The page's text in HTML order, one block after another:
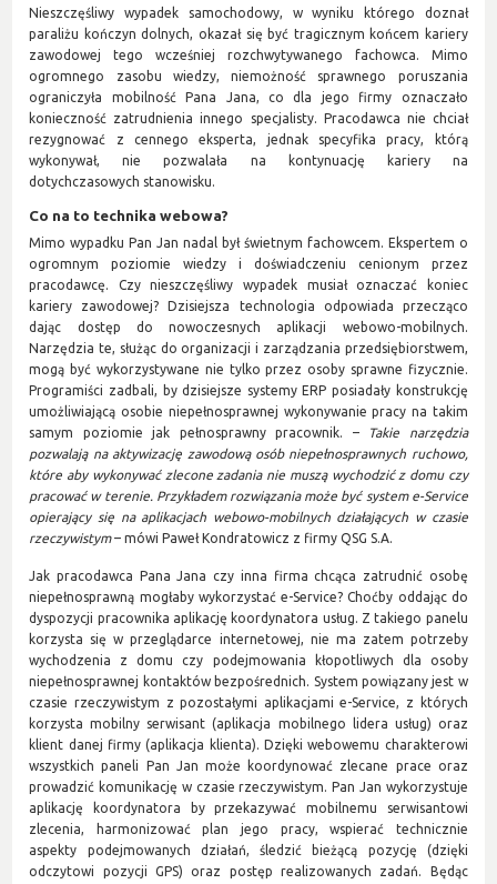
Nieszczęśliwy wypadek samochodowy, w wyniku którego doznał
paraliżu kończyn dolnych, okazał się być tragicznym końcem kariery
zawodowej tego wcześniej rozchwytywanego fachowca. Mimo
ogromnego zasobu wiedzy, niemożność sprawnego poruszania
ograniczyła mobilność Pana Jana, co dla jego firmy oznaczało
konieczność zatrudnienia innego specjalisty. Pracodawca nie chciał
rezygnować z cennego eksperta, jednak specyfika pracy, którą
wykonywał, nie pozwalała na kontynuację kariery na
dotychczasowych stanowisku.
Co na to technika webowa?
Mimo wypadku Pan Jan nadal był świetnym fachowcem. Ekspertem o
ogromnym poziomie wiedzy i doświadczeniu cenionym przez
pracodawcę. Czy nieszczęśliwy wypadek musiał oznaczać koniec
kariery zawodowej? Dzisiejsza technologia odpowiada przecząco
dając dostęp do nowoczesnych aplikacji webowo-mobilnych.
Narzędzia te, służąc do organizacji i zarządzania przedsiębiorstwem,
mogą być wykorzystywane nie tylko przez osoby sprawne fizycznie.
Programiści zadbali, by dzisiejsze systemy ERP posiadały konstrukcję
umożliwiającą osobie niepełnosprawnej wykonywanie pracy na takim
samym poziomie jak pełnosprawny pracownik. –
Takie narzędzia
pozwalają na aktywizację zawodową osób niepełnosprawnych ruchowo,
które aby wykonywać zlecone zadania nie muszą wychodzić z domu czy
pracować w terenie. Przykładem rozwiązania może być system e-Service
opierający się na aplikacjach webowo-mobilnych działających w czasie
rzeczywistym– mówi Paweł Kondratowicz z firmy QSG S.A.
Jak pracodawca Pana Jana czy inna firma chcąca zatrudnić osobę
niepełnosprawną mogłaby wykorzystać e-Service? Choćby oddając do
dyspozycji pracownika aplikację koordynatora usług. Z takiego panelu
korzysta się w przeglądarce internetowej, nie ma zatem potrzeby
wychodzenia z domu czy podejmowania kłopotliwych dla osoby
niepełnosprawnej kontaktów bezpośrednich. System powiązany jest w
czasie rzeczywistym z pozostałymi aplikacjami e-Service, z których
korzysta mobilny serwisant (aplikacja mobilnego lidera usług) oraz
klient danej firmy (aplikacja klienta). Dzięki webowemu charakterowi
wszystkich paneli Pan Jan może koordynować zlecane prace oraz
prowadzić komunikację w czasie rzeczywistym. Pan Jan wykorzystuje
aplikację koordynatora by przekazywać mobilnemu serwisantowi
zlecenia, harmonizować plan jego pracy, wspierać technicznie
aspekty podejmowanych działań, śledzić bieżącą pozycję (dzięki
odczytowi pozycji GPS) oraz postęp realizowanych zadań. Będąc